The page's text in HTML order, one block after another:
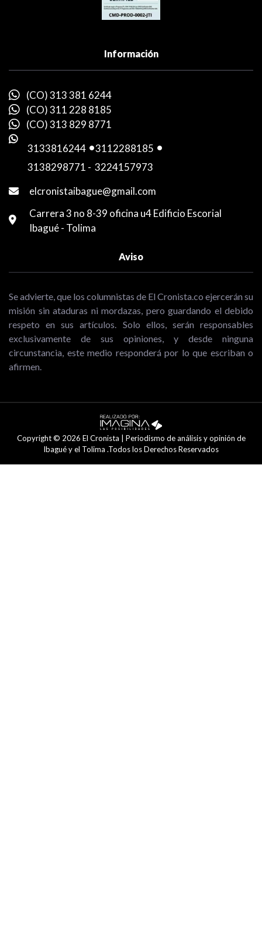
Información
(CO) 313 381 6244
(CO) 311 228 8185
(CO) 313 829 8771
3133816244 -3112288185 -
3138298771 - 3224157973
elcronistaibague@gmail.com
Carrera 3 no 8-39 oficina u4 Edificio Escorial
Ibagué - Tolima
Aviso
Se advierte, que los columnistas de El Cronista.co ejercerán su
misión sin ataduras ni mordazas, pero guardando el debido
respeto en sus artículos. Solo ellos, serán responsables
exclusivamente de sus opiniones, y desde ninguna
circunstancia, este medio responderá por lo que escriban o
afirmen.
Copyright © 2026 El Cronista | Periodismo de análisis y opinión de
Ibagué y el Tolima .Todos los Derechos Reservados